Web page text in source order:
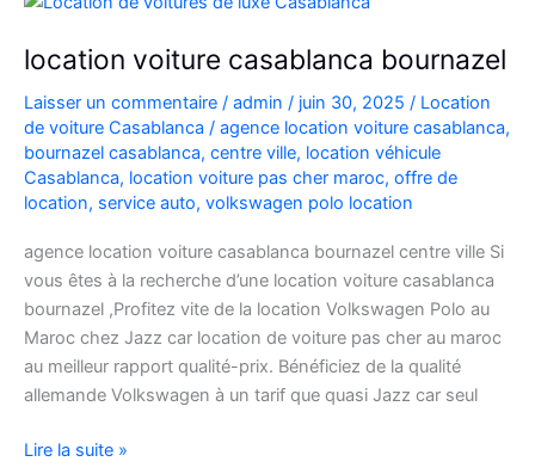
Casablanca
location voiture casablanca bournazel
Laisser un commentaire / admin / juin 30, 2025 / Location
de voiture Casablanca / agence location voiture casablanca,
bournazel casablanca, centre ville, location véhicule
Casablanca, location voiture pas cher maroc, offre de
location, service auto, volkswagen polo location
agence location voiture casablanca bournazel centre ville Si
vous êtes à la recherche d’une location voiture casablanca
bournazel ,Profitez vite de la location Volkswagen Polo au
Maroc chez Jazz car location de voiture pas cher au maroc
au meilleur rapport qualité-prix. Bénéficiez de la qualité
allemande Volkswagen à un tarif que quasi Jazz car seul
location
Lire la suite »